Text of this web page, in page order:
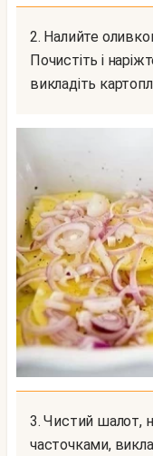
2. Налийте оливкова олія на дно великої каструлі.
Почистіть і
викладіть
3. Чистий шалот, наріжте його тонкими
часточками,